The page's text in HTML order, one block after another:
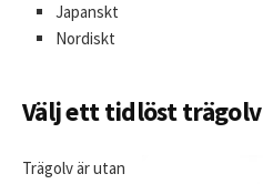
Japanskt
Nordiskt
Välj ett tidlöst trägolv
Trägolv är utan